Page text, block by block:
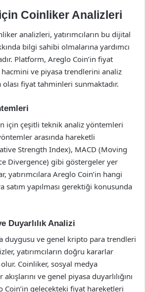
Coinliker Analizleri
analizleri, yatırımcıların bu dijital
bilgi sahibi olmalarına yardımcı
Platform, Areglo Coin’in fiyat
ve piyasa trendlerini analiz
olası fiyat tahminleri sunmaktadır.
için çeşitli teknik analiz yöntemleri
arasında hareketli
Strength Index), MACD (Moving
Divergence) gibi göstergeler yer
yatırımcılara Areglo Coin’in hangi
satım yapılması gerektiği konusunda
Duyarlılık Analizi
duygusu ve genel kripto para trendleri
yatırımcıların doğru kararlar
olur. Coinliker, sosyal medya
ve genel piyasa duyarlılığını
Coin’in gelecekteki fiyat hareketleri